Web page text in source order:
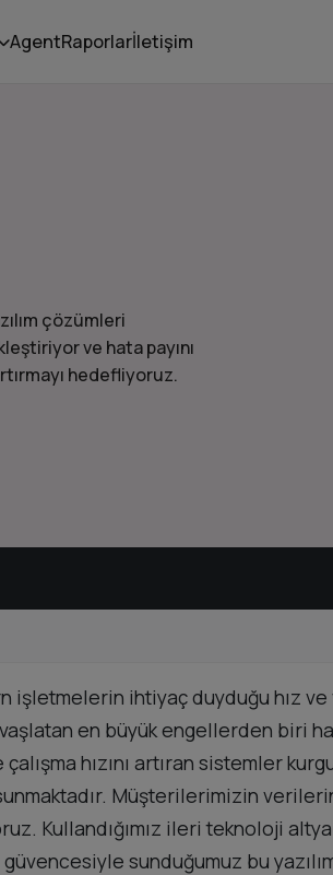
AgentRaporlarİletişim
çözümleri
ve hata payını
hedefliyoruz.
ihtiyaç duyduğu hız ve
en büyük engellerden biri
hızını artıran sistemler
Müşterilerimizin
ileri teknoloji
sunduğumuz bu